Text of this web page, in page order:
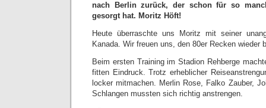
nach Berlin zurück, der schon für so
gesorgt hat. Moritz Höft!
Heute überraschte uns Moritz mit seiner
Kanada. Wir freuen uns, den 80er Recken wieder
Beim ersten Training im Stadion Rehberge
fitten Eindruck. Trotz erheblicher
locker mitmachen. Merlin Rose, Falko Zauber,
Schlangen mussten sich richtig anstrengen.